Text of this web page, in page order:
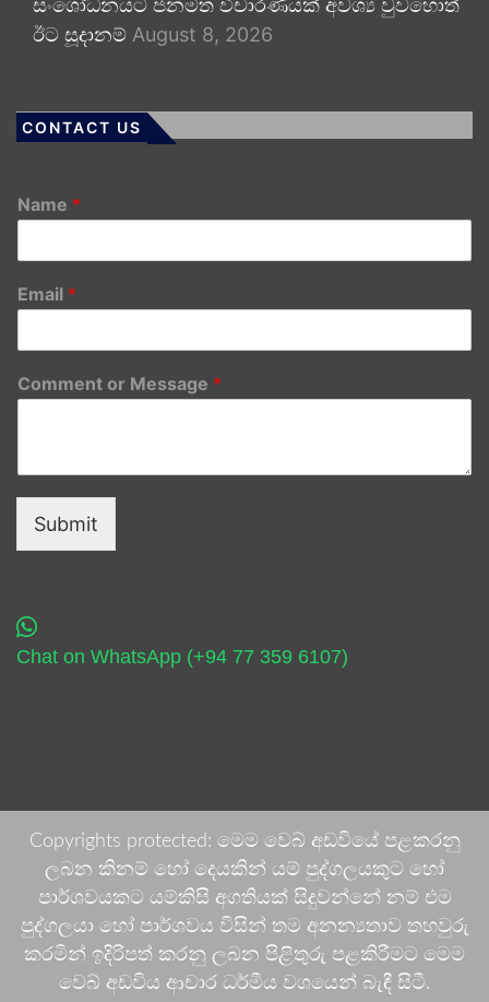
සංශෝධනයට ජනමත විචාරණයක් අවශ්‍ය වුවහොත්
ඊට සූදානම් August 8, 2026
CONTACT US
Name *
Email *
Comment or Message *
Submit
Chat on WhatsApp (+94 77 359 6107)
Copyrights protected: මෙම වෙබ් අඩවියේ පළකරනු
ලබන කිනම් හෝ දෙයකින් යම් පුද්ගලයකුට හෝ
පාර්ශවයකට යම්කිසි අගතියක් සිදුවන්නේ නම් එම
පුද්ගලයා හෝ පාර්ශවය විසින් තම අනන්‍යතාව තහවුරු
කරමින් ඉදිරිපත් කරනු ලබන පිළිතුරු පළකිරීමට මෙම
වෙබ් අඩවිය ආචාර ධර්මීය වශයෙන් බැඳී සිටී.